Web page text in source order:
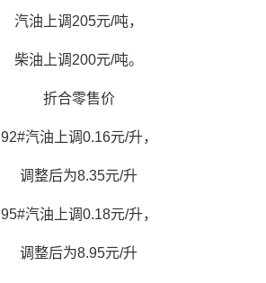
汽油上调205元/吨，
柴油上调200元/吨。
折合零售价
92#汽油上调0.16元/升，
调整后为8.35元/升
95#汽油上调0.18元/升，
调整后为8.95元/升